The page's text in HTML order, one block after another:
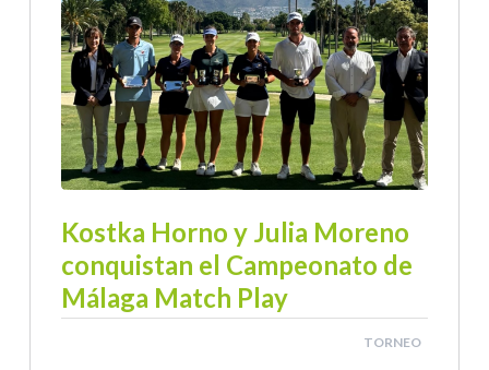
Kostka Horno y Julia Moreno
conquistan el Campeonato de
Málaga Match Play
TORNEO